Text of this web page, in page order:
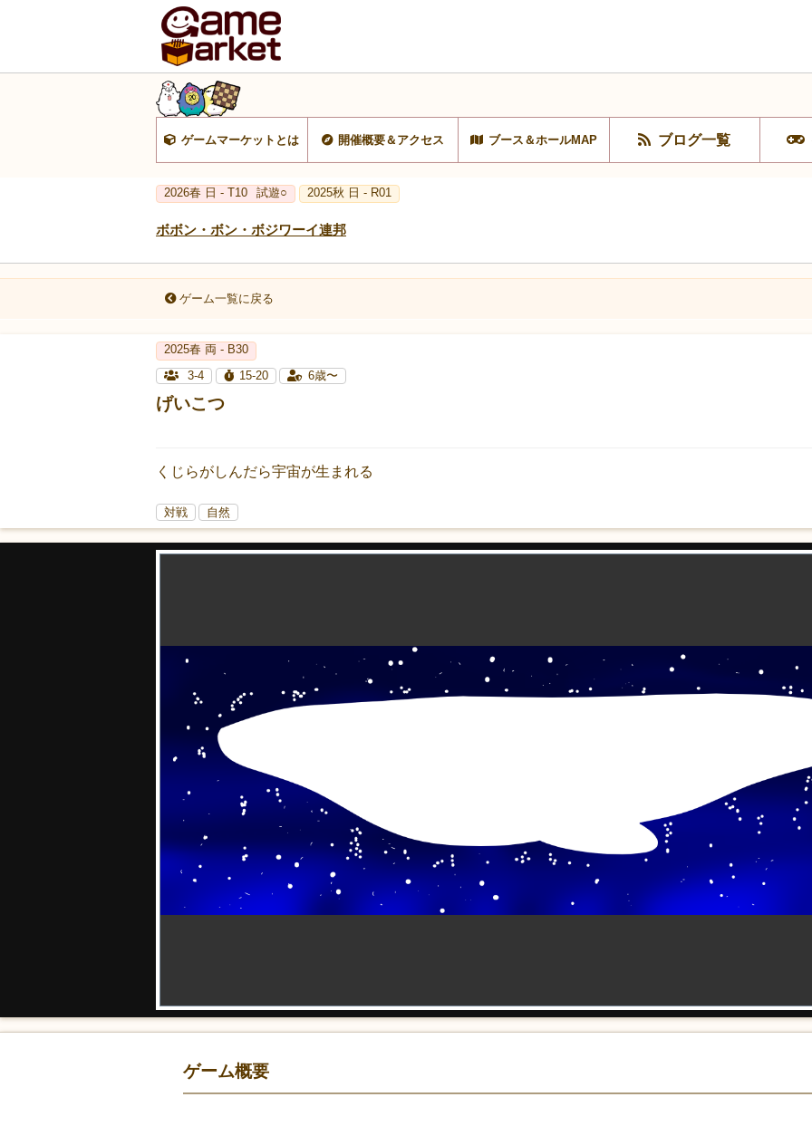
ゲームマーケットとは 開催概要＆アクセス ブース＆ホールMAP ブログ一覧
2026春 日 - T10 試遊○ 2025秋 日 - R01
ボボン・ボン・ボジワーイ連邦
ゲーム一覧に戻る
2025春 両 - B30
3-4
15-20 6歳〜
げいこつ
くじらがしんだら宇宙が生まれる
対戦 自然
ゲーム概要